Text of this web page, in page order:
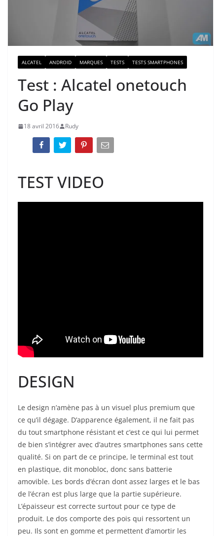
ALCATEL ANDROID MARQUES TESTS TESTS SMARTPHONES
Test : Alcatel onetouch
Go Play
18 avril 2016 Rudy
TEST VIDEO
DESIGN
Le design n’amène pas à un visuel plus premium que
ce qu’il dégage. D’apparence également, il ne fait pas
du tout smartphone résistant et c’est ce qui lui permet
de bien s’intégrer avec d’autres smartphones sans cette
qualité. Si on part de ce principe, le terminal est tout
en plastique, dit monobloc, donc sans batterie
amovible. Les bords d’écran dont assez larges et le bas
de l’écran est plus large que la partie supérieure.
L’épaisseur est correcte surtout pour ce type de
produit. Le dos comporte des pois qui ressortent un
peu. Ils sont en gomme et permettent d’amortir les